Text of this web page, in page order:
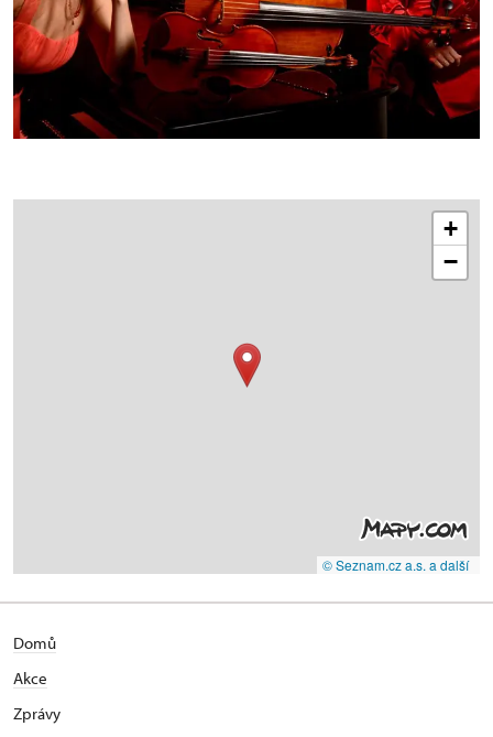
+
−
© Seznam.cz a.s. a další
Domů
Akce
Zprávy